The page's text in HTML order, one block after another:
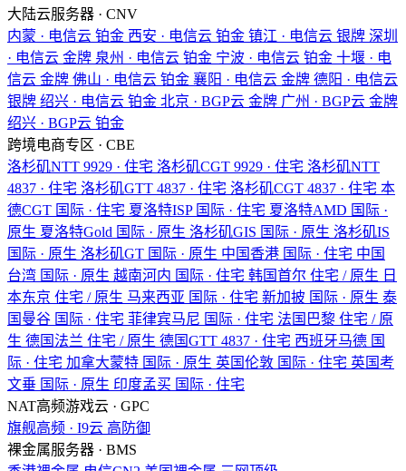
大陆云服务器 · CNV
内蒙 · 电信云 铂金 西安 · 电信云 铂金 镇江 · 电信云 银牌 深圳
· 电信云 金牌 泉州 · 电信云 铂金 宁波 · 电信云 铂金 十堰 · 电
信云 金牌 佛山 · 电信云 铂金 襄阳 · 电信云 金牌 德阳 · 电信云
银牌 绍兴 · 电信云 铂金 北京 · BGP云 金牌 广州 · BGP云 金牌
绍兴 · BGP云 铂金
跨境电商专区 · CBE
洛杉矶NTT 9929 · 住宅 洛杉矶CGT 9929 · 住宅 洛杉矶NTT
4837 · 住宅 洛杉矶GTT 4837 · 住宅 洛杉矶CGT 4837 · 住宅 本
德CGT 国际 · 住宅 夏洛特ISP 国际 · 住宅 夏洛特AMD 国际 ·
原生 夏洛特Gold 国际 · 原生 洛杉矶GIS 国际 · 原生 洛杉矶IS
国际 · 原生 洛杉矶GT 国际 · 原生 中国香港 国际 · 住宅 中国
台湾 国际 · 原生 越南河内 国际 · 住宅 韩国首尔 住宅 / 原生 日
本东京 住宅 / 原生 马来西亚 国际 · 住宅 新加披 国际 · 原生 泰
国曼谷 国际 · 住宅 菲律宾马尼 国际 · 住宅 法国巴黎 住宅 / 原
生 德国法兰 住宅 / 原生 德国GTT 4837 · 住宅 西班牙马德 国
际 · 住宅 加拿大蒙特 国际 · 原生 英国伦敦 国际 · 住宅 英国考
文垂 国际 · 原生 印度孟买 国际 · 住宅
NAT高频游戏云 · GPC
旗舰高频 · I9云 高防御
裸金属服务器 · BMS